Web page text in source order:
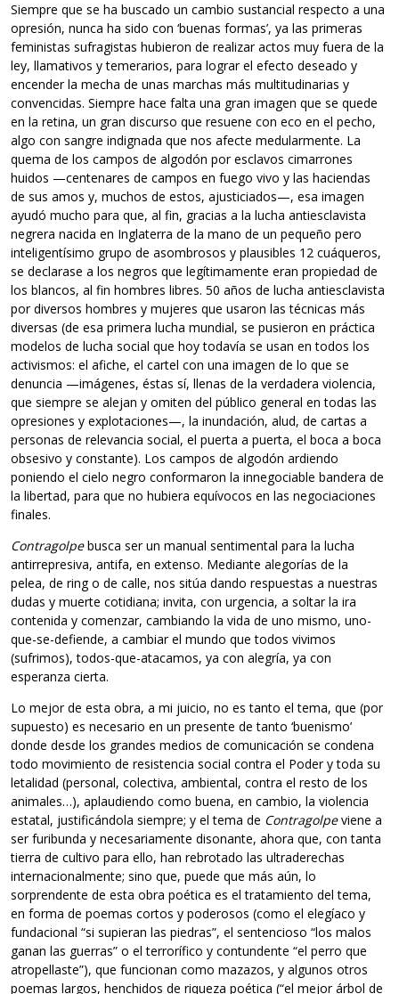
Siempre que se ha buscado un cambio sustancial respecto a una
opresión, nunca ha sido con ‘buenas formas’, ya las primeras
feministas sufragistas hubieron de realizar actos muy fuera de la
ley, llamativos y temerarios, para lograr el efecto deseado y
encender la mecha de unas marchas más multitudinarias y
convencidas. Siempre hace falta una gran imagen que se quede
en la retina, un gran discurso que resuene con eco en el pecho,
algo con sangre indignada que nos afecte medularmente. La
quema de los campos de algodón por esclavos cimarrones
huidos —centenares de campos en fuego vivo y las haciendas
de sus amos y, muchos de estos, ajusticiados—, esa imagen
ayudó mucho para que, al fin, gracias a la lucha antiesclavista
negrera nacida en Inglaterra de la mano de un pequeño pero
inteligentísimo grupo de asombrosos y plausibles 12 cuáqueros,
se declarase a los negros que legítimamente eran propiedad de
los blancos, al fin hombres libres. 50 años de lucha antiesclavista
por diversos hombres y mujeres que usaron las técnicas más
diversas (de esa primera lucha mundial, se pusieron en práctica
modelos de lucha social que hoy todavía se usan en todos los
activismos: el afiche, el cartel con una imagen de lo que se
denuncia —imágenes, éstas sí, llenas de la verdadera violencia,
que siempre se alejan y omiten del público general en todas las
opresiones y explotaciones—, la inundación, alud, de cartas a
personas de relevancia social, el puerta a puerta, el boca a boca
obsesivo y constante). Los campos de algodón ardiendo
poniendo el cielo negro conformaron la innegociable bandera de
la libertad, para que no hubiera equívocos en las negociaciones
finales.
Contragolpebusca ser un manual sentimental para la lucha
antirrepresiva, antifa, en extenso. Mediante alegorías de la
pelea, de ring o de calle, nos sitúa dando respuestas a nuestras
dudas y muerte cotidiana; invita, con urgencia, a soltar la ira
contenida y comenzar, cambiando la vida de uno mismo, uno-
que-se-defiende, a cambiar el mundo que todos vivimos
(sufrimos), todos-que-atacamos, ya con alegría, ya con
esperanza cierta.
Lo mejor de esta obra, a mi juicio, no es tanto el tema, que (por
supuesto) es necesario en un presente de tanto ‘buenismo’
donde desde los grandes medios de comunicación se condena
todo movimiento de resistencia social contra el Poder y toda su
letalidad (personal, colectiva, ambiental, contra el resto de los
animales…), aplaudiendo como buena, en cambio, la violencia
estatal, justificándola siempre; y el tema de Contragolpeviene a
ser furibunda y necesariamente disonante, ahora que, con tanta
tierra de cultivo para ello, han rebrotado las ultraderechas
internacionalmente; sino que, puede que más aún, lo
sorprendente de esta obra poética es el tratamiento del tema,
en forma de poemas cortos y poderosos (como el elegíaco y
fundacional “si supieran las piedras”, el sentencioso “los malos
ganan las guerras” o el terrorífico y contundente “el perro que
atropellaste”), que funcionan como mazazos, y algunos otros
poemas largos, henchidos de riqueza poética (“el mejor árbol de